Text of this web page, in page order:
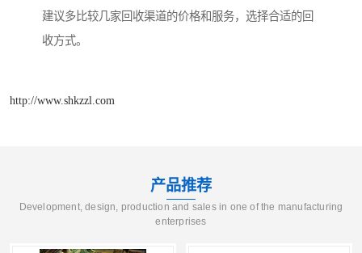
建议多比较几家回收渠道的价格和服务，选择合适的回
收方式。
http://www.shkzzl.com
产品推荐
Development, design, production and sales in one of the manufacturing
enterprises